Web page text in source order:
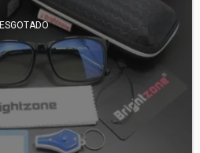
ESGOTADO